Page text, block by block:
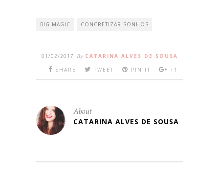
BIG MAGIC CONCRETIZAR SONHOS
01/02/2017 By CATARINA ALVES DE SOUSA
SHARE
TWEET PIN IT +1
About
CATARINA ALVES DE SOUSA